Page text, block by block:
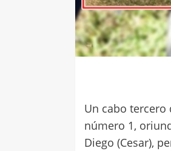
Un cabo
número 1,
Diego (Cesar),